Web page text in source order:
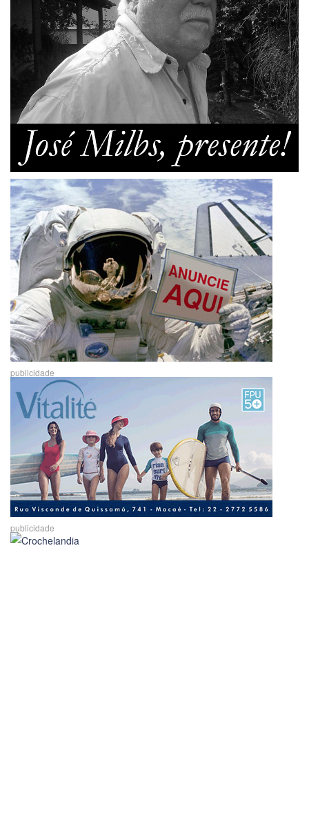
publicidade
publicidade